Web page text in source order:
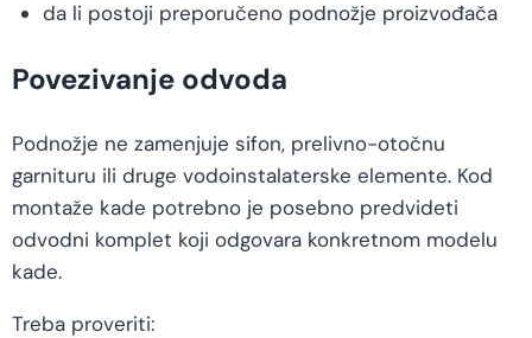
da li postoji preporučeno podnožje proizvođača
Povezivanje odvoda
Podnožje ne zamenjuje sifon, prelivno-otočnu
garnituru ili druge vodoinstalaterske elemente. Kod
montaže kade potrebno je posebno predvideti
odvodni komplet koji odgovara konkretnom modelu
kade.
Treba proveriti: